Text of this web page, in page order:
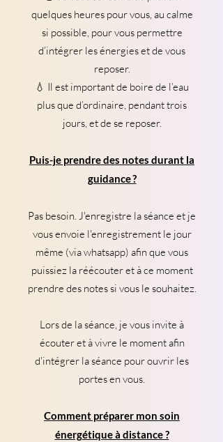
quelques heures pour vous, au calme
si possible, pour vous permettre
d’intégrer les énergies et de vous
reposer.
💧 Il est important de boire de l’eau
plus que d’ordinaire, pendant trois
jours, et de se reposer.
Puis-je prendre des notes durant la
guidance ?
Pas besoin. J'enregistre la séance et je
vous envoie l'enregistrement le jour
même (via whatsapp) afin que vous
puissiez la réécouter et à ce moment
prendre des notes si vous le souhaitez.
Lors de la séance, je vous invite à
écouter et à vivre le moment afin
d'intégrer la séance pour ouvrir les
portes en vous.
Comment préparer mon soin
énergétique à distance ?